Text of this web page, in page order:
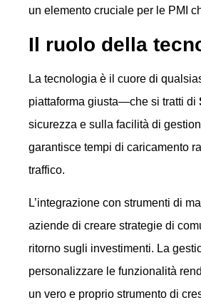
un elemento cruciale per le PMI
Il ruolo della
La tecnologia è il cuore di
piattaforma giusta—che si tratti di
sicurezza e sulla facilità di
garantisce tempi di caricamento
traffico.
L’integrazione con strumenti di
aziende di creare strategie di
ritorno sugli investimenti. La
personalizzare le funzionalità
un vero e proprio strumento di